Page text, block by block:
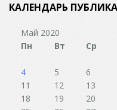
КАЛЕНДАРЬ
Май 2020
Пн
Вт Ср
4
5 6
11
12 13
18
19 20